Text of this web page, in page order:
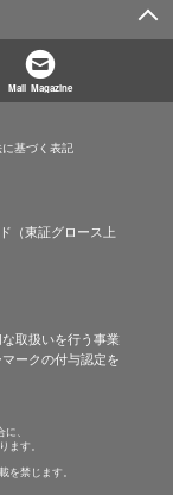
Mail Magazine
基づく表記
（東証グロース上
取扱いを行う事業
ークの付与認定を
、
ます。
を禁じます。